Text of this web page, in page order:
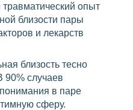
травматический опыт
близости пары
и лекарств
близость тесно
90% случаев
в паре
сферу.